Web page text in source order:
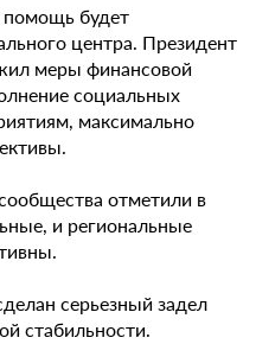
помощь будет
центра. Президент
меры финансовой
социальных
максимально
отметили в
и региональные
серьезный задел
стабильности.